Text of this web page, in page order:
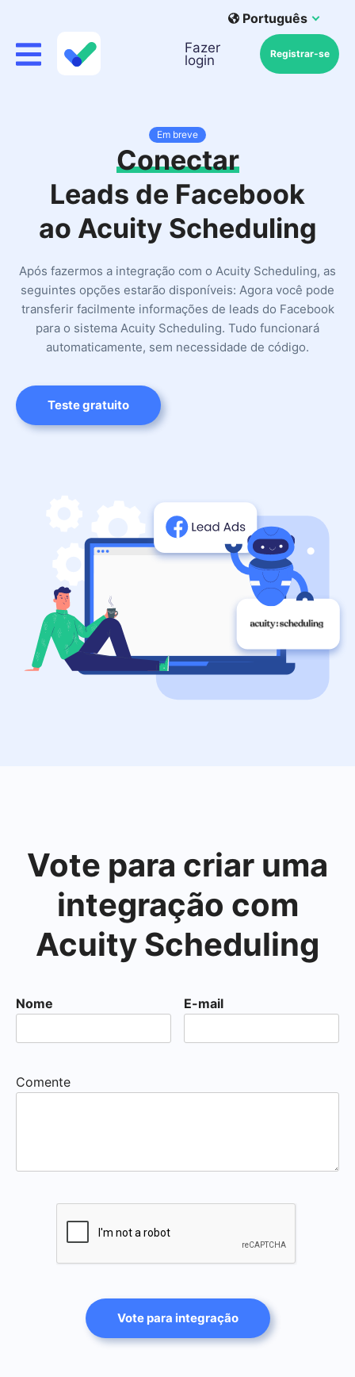
Português
Fazer
login
Registrar-se
Em breve
Conectar
Leads de Facebook
ao Acuity Scheduling
Após fazermos a integração com o Acuity Scheduling, as
seguintes opções estarão disponíveis: Agora você pode
transferir facilmente informações de leads do Facebook
para o sistema Acuity Scheduling. Tudo funcionará
automaticamente, sem necessidade de código.
Teste gratuito
Vote para criar uma
integração com
Acuity Scheduling
Nome E-mail
Comente
Vote para integração